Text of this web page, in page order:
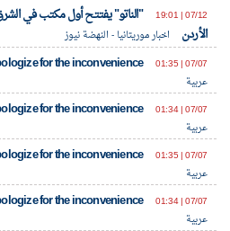
07/12 | 19:01
"الناتو" يفتتح أول مكتب في
الأردن
اخبار موريتانيا - النهضة نيوز
07/07 | 01:35
for the inconvenience...
عربية
07/07 | 01:34
for the inconvenience...
عربية
07/07 | 01:35
for the inconvenience...
عربية
07/07 | 01:34
for the inconvenience...
عربية